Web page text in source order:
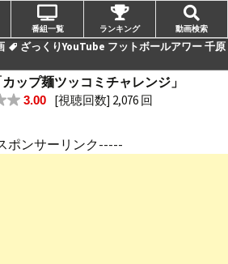
ざっくりYouTube フットボールアワー 千原
ップ麺ツッコミチャレンジ」
3.00 [視聴回数] 2,076 回
ポンサーリンク-----
番組一覧 ランキング 動画検索